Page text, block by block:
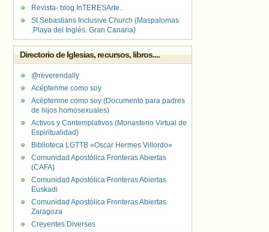
Revista- blog InTERESArte.
St Sebastians Inclusive Church (Maspalomas
.Playa del Inglés. Gran Canaria)
Directorio de Iglesias, recursos, libros....
@reverendally
Acéptenme como soy
Acéptenme como soy (Documento para padres
de hijos homosexuales)
Activos y Contemplativos (Monasterio Virtual de
Espiritualidad)
Biblioteca LGTTB «Oscar Hermes Villordo»
Comunidad Apostólica Fronteras Abiertas
(CAFA)
Comunidad Apostólica Fronteras Abiertas
Euskadi
Comunidad Apostólica Fronteras Abiertas
Zaragoza
Creyentes Diverses